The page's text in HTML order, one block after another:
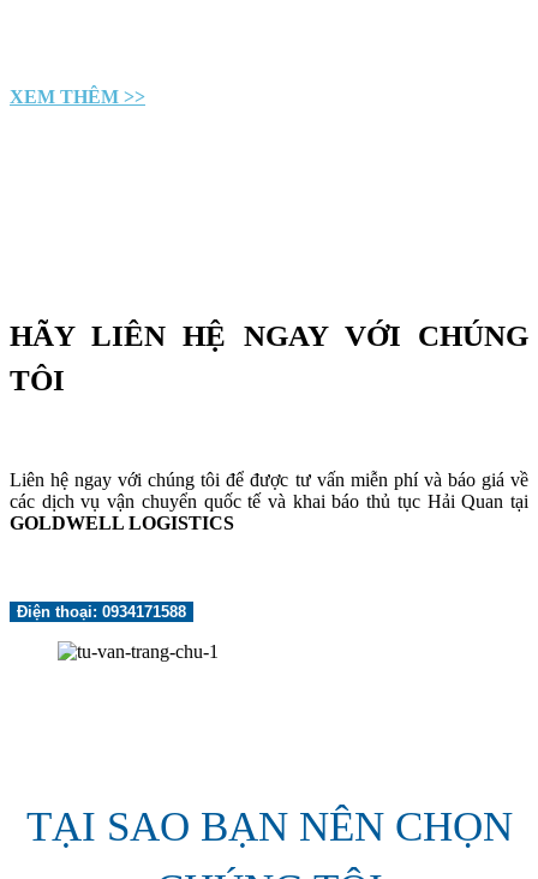
XEM THÊM >>
HÃY LIÊN HỆ NGAY VỚI CHÚNG
TÔI
Liên hệ ngay với chúng tôi để được tư vấn miễn phí và báo giá về
các dịch vụ vận chuyển quốc tế và khai báo thủ tục Hải Quan tại
GOLDWELL LOGISTICS
Điện thoại: 0934171588
TẠI SAO BẠN NÊN CHỌN